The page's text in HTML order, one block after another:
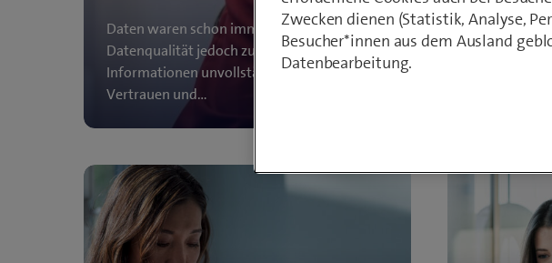
Daten waren schon immer geschäftskritisch. Mit künstlicher
Datenqualität jedoch zum entscheidenden Erfolgsfaktor. Denn sind
Informationen unvollständig, veraltet oder widersprüchlich, sinken
Vertrauen und…
Zwecken dienen (Statistik, Analyse,
Besucher*innen aus dem Ausland
Datenbearbeitung.